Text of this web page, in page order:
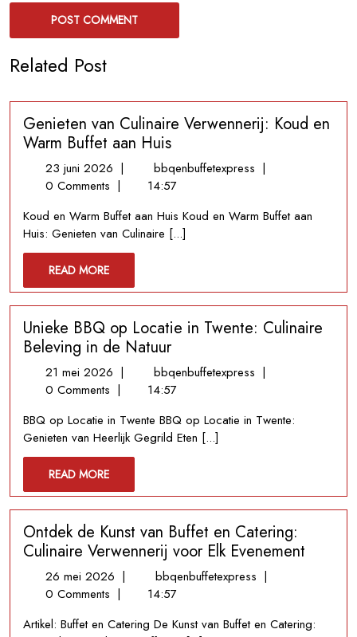
Related Post
Genieten van Culinaire Verwennerij: Koud en
Warm Buffet aan Huis
23 juni 2026 23
juni
| bbqenbuffetexpress Genieten
Verwennerij:
Buffet
aan
Huis
|
0 Comments |
14:57
Koud en Warm Buffet aan Huis Koud en Warm Buffet aan
Huis: Genieten van Culinaire [...]
READ MOREREAD
MORE
Unieke BBQ op Locatie in Twente: Culinaire
Beleving in de Natuur
21 mei 2026 21
mei
| bbqenbuffetexpress Unieke
Locatie
Beleving
in
de
Natuur
|
0 Comments |
14:57
BBQ op Locatie in Twente BBQ op Locatie in Twente:
Genieten van Heerlijk Gegrild Eten [...]
READ MOREREAD
MORE
Ontdek de Kunst van Buffet en Catering:
Culinaire Verwennerij voor Elk Evenement
26 mei 2026 26
mei
| bbqenbuffetexpress Ontdek
van
|
0 Comments |
14:57
Artikel: Buffet en Catering De Kunst van Buffet en Catering: